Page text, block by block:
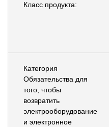
Класс продукта:
Категория
Обязательства для
того, чтобы
возвратить
электрооборудование
и электронное